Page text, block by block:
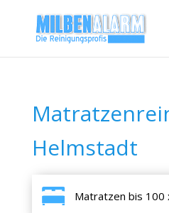
Helmstadt
Matratzen bis 100